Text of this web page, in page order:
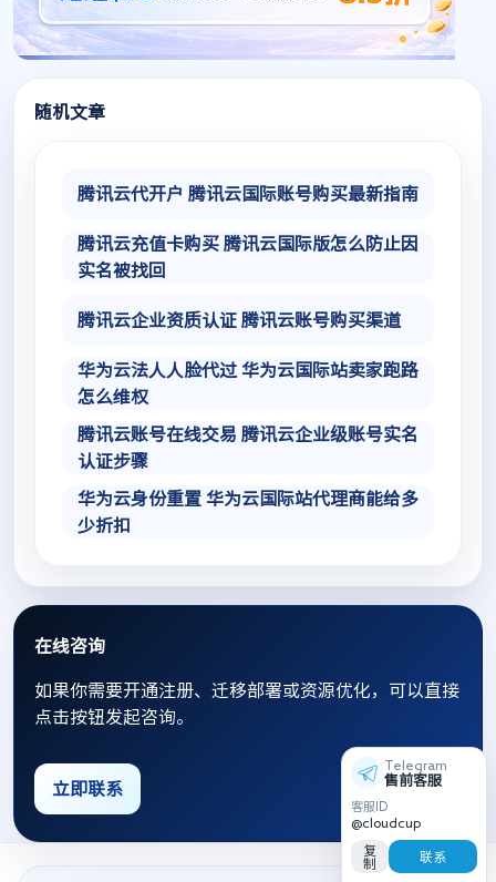
随机文章
腾讯云代开户 腾讯云国际账号购买最新指南
腾讯云充值卡购买 腾讯云国际版怎么防止因
实名被找回
腾讯云企业资质认证 腾讯云账号购买渠道
华为云法人人脸代过 华为云国际站卖家跑路
怎么维权
腾讯云账号在线交易 腾讯云企业级账号实名
认证步骤
华为云身份重置 华为云国际站代理商能给多
少折扣
在线咨询
如果你需要开通注册、迁移部署或资源优化，可以直接
点击按钮发起咨询。
立即联系
Telegram
售前客服
客服ID
@cloudcup
复
制
联系